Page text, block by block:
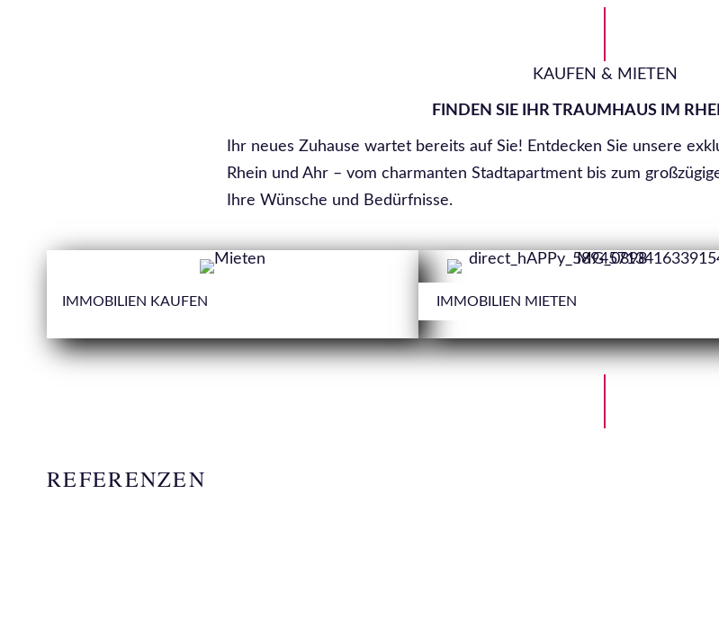
KAUFEN & MIETEN
FINDEN SIE IHR TRAUMHAUS IM
Ihr neues Zuhause wartet bereits auf Sie! Entdecken Sie unsere
Rhein und Ahr – vom charmanten Stadtapartment bis zum
Ihre Wünsche und Bedürfnisse.
IMMOBILIEN KAUFEN IMMOBILIEN MIETEN
REFERENZEN